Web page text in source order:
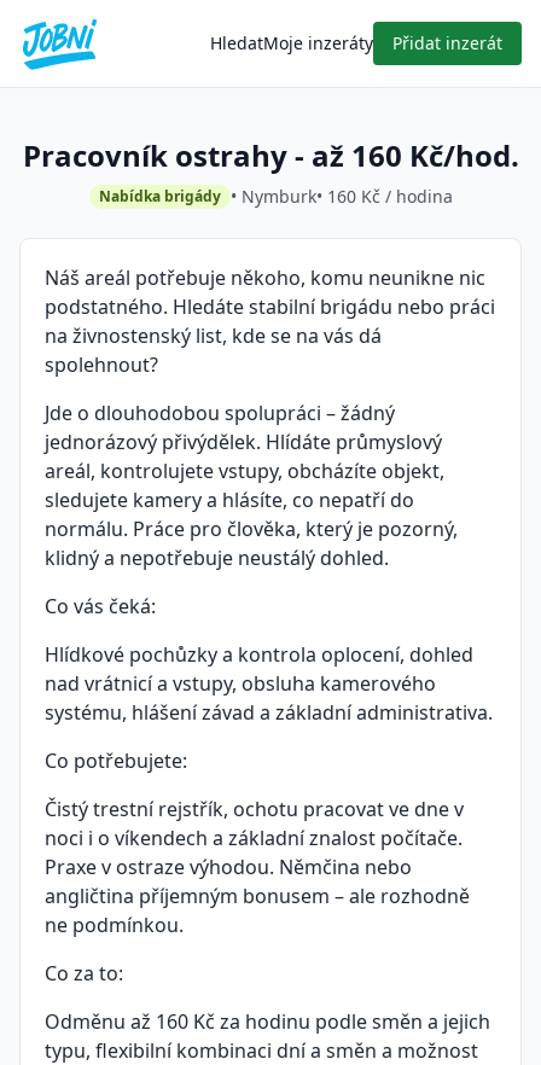
HledatMoje inzeráty Přidat inzerát
Pracovník ostrahy - až 160 Kč/hod.
Nabídka brigády • Nymburk• 160 Kč / hodina
Náš areál potřebuje někoho, komu neunikne nic
podstatného. Hledáte stabilní brigádu nebo práci
na živnostenský list, kde se na vás dá
spolehnout?
Jde o dlouhodobou spolupráci – žádný
jednorázový přivýdělek. Hlídáte průmyslový
areál, kontrolujete vstupy, obcházíte objekt,
sledujete kamery a hlásíte, co nepatří do
normálu. Práce pro člověka, který je pozorný,
klidný a nepotřebuje neustálý dohled.
Co vás čeká:
Hlídkové pochůzky a kontrola oplocení, dohled
nad vrátnicí a vstupy, obsluha kamerového
systému, hlášení závad a základní administrativa.
Co potřebujete:
Čistý trestní rejstřík, ochotu pracovat ve dne v
noci i o víkendech a základní znalost počítače.
Praxe v ostraze výhodou. Němčina nebo
angličtina příjemným bonusem – ale rozhodně
ne podmínkou.
Co za to:
Odměnu až 160 Kč za hodinu podle směn a jejich
typu, flexibilní kombinaci dní a směn a možnost